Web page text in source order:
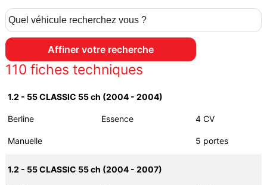
110 fiches techniques
1.2 - 55 CLASSIC 55 ch (2004 - 2004)
Berline Essence 4 CV
Manuelle 5 portes
1.2 - 55 CLASSIC 55 ch (2004 - 2007)